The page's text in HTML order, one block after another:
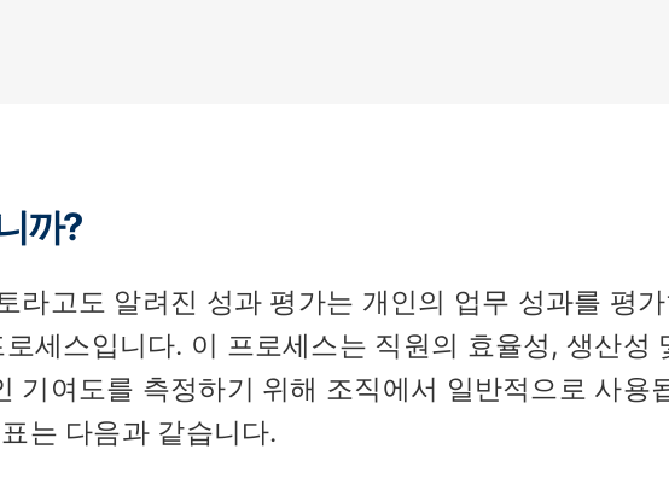
까?
라고도 알려진 성과 평가는 개인의 업무 성과를 평
세스입니다. 이 프로세스는 직원의 효율성, 생산성
기여도를 측정하기 위해 조직에서 일반적으로 사용
는 다음과 같습니다.